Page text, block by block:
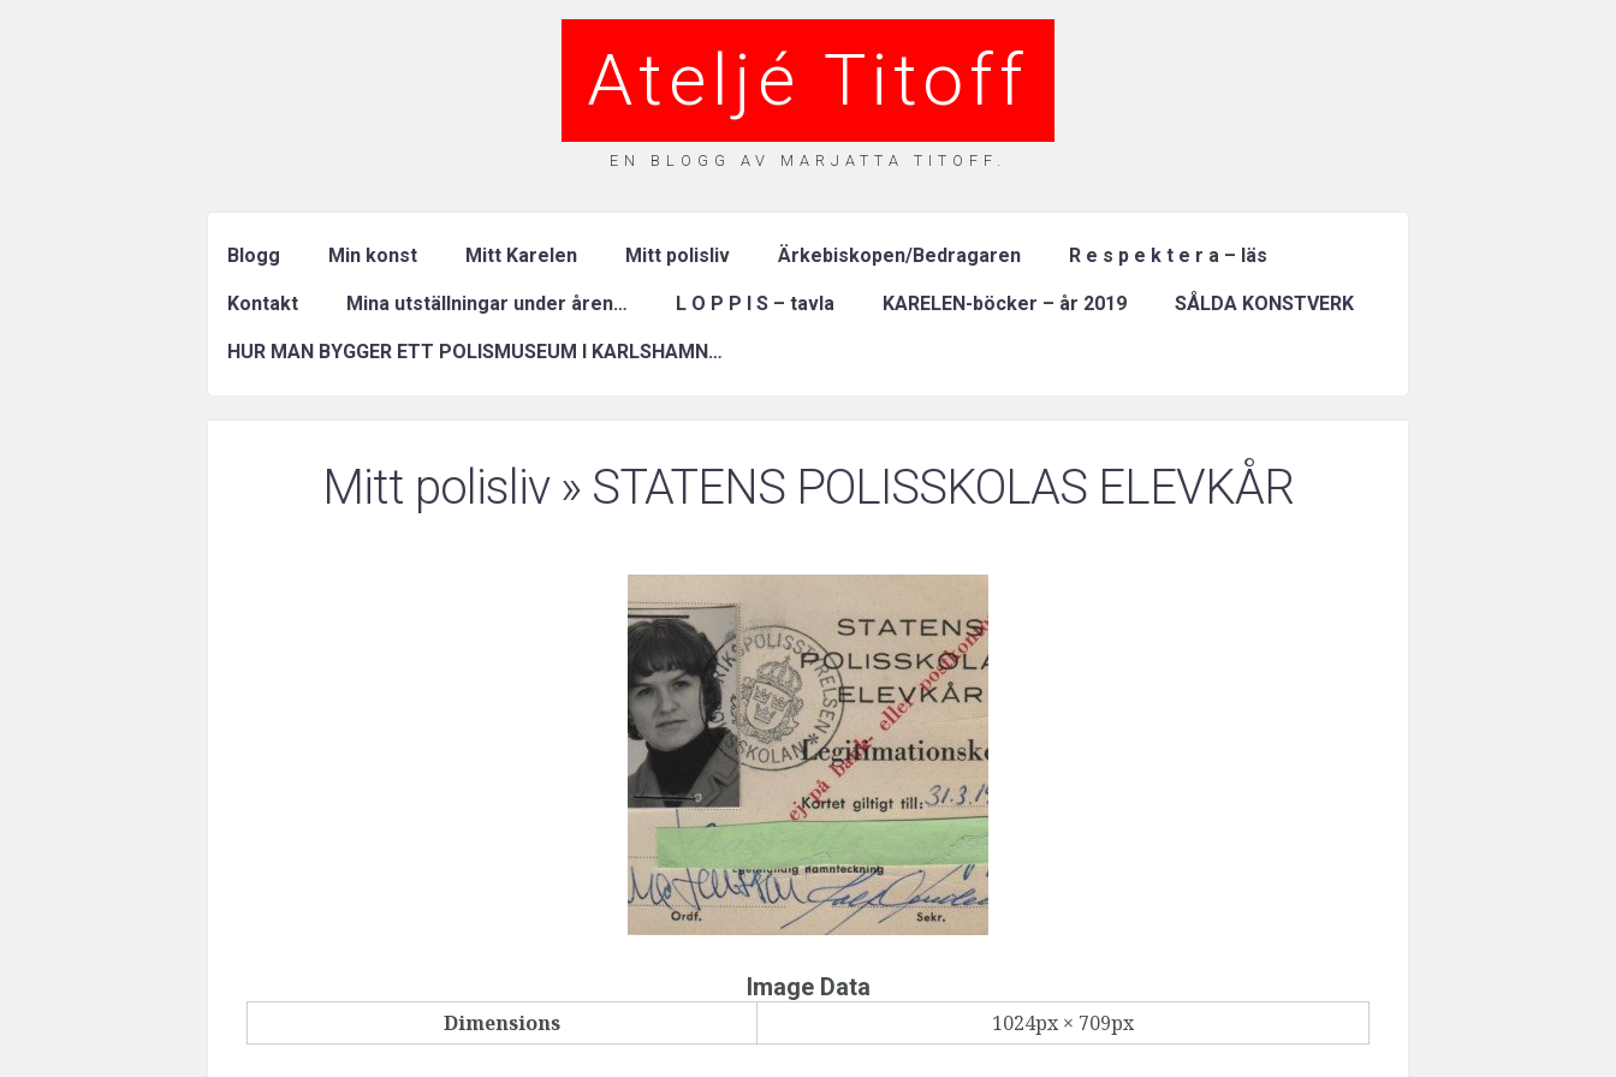
Ateljé Titoff
EN BLOGG AV MARJATTA TITOFF.
Blogg Min konst Mitt Karelen Mitt polisliv Ärkebiskopen/Bedragaren R e s p e k t e r a – läs
Kontakt Mina utställningar under åren… L O P P I S – tavla KARELEN-böcker – år 2019 SÅLDA KONSTVERK
HUR MAN BYGGER ETT POLISMUSEUM I KARLSHAMN…
Mitt polisliv» STATENS POLISSKOLAS ELEVKÅR
Image Data
Dimensions 1024px × 709px